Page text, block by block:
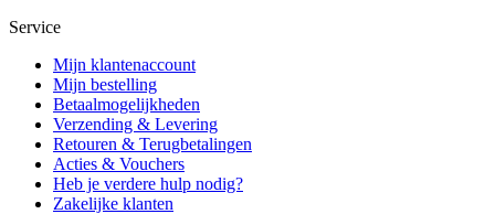
Service
Mijn klantenaccount
Mijn bestelling
Betaalmogelijkheden
Verzending & Levering
Retouren & Terugbetalingen
Acties & Vouchers
Heb je verdere hulp nodig?
Zakelijke klanten